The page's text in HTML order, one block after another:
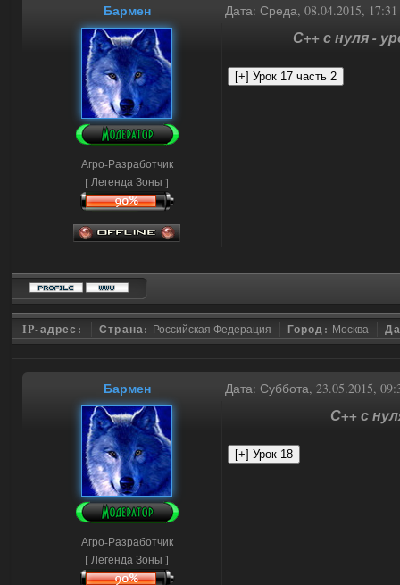
Бармен Дата: Среда, 08.04.2015,
Агро-Разработчик
[ Легенда Зоны ]
С++ с нуля -
IP-адрес: Страна: Российская Федерация Город: Москва
Бармен Дата: Суббота, 23.05.2015,
Агро-Разработчик
[ Легенда Зоны ]
С++ с